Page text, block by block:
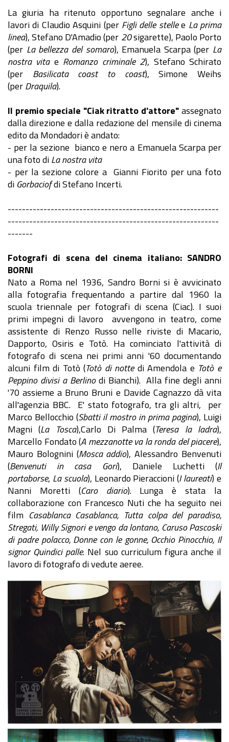
La giuria ha ritenuto opportuno segnalare anche i
lavori di Claudio Asquini (per Figli delle stellee La prima
linea), Stefano D'Amadio (per 20sigarette), Paolo Porto
(per La bellezza del somaro), Emanuela Scarpa (per La
nostra vita e Romanzo criminale 2), Stefano Schirato
(per Basilicata coast to coast), Simone Weihs
(perDraquila).
Il premio speciale "Ciak ritratto d'attore"assegnato
dalla direzione e dalla redazione del mensile di cinema
edito da Mondadori è andato:
- per la sezione bianco e nero a Emanuela Scarpa per
una foto diLa nostra vita
- per la sezione colore a Gianni Fiorito per una foto
di Gorbaciofdi Stefano Incerti.
-----------------------------------------------------------
-----------------------------------------------------------
-------
Fotografi di scena del cinema italiano: SANDRO
BORNI
Nato a Roma nel 1936, Sandro Borni si è avvicinato
alla fotografia frequentando a partire dal 1960 la
scuola triennale per fotografi di scena (Ciac). I suoi
primi impegni di lavoro avvengono in teatro, come
assistente di Renzo Russo nelle riviste di Macario,
Dapporto, Osiris e Totò. Ha cominciato l'attività di
fotografo di scena nei primi anni '60 documentando
alcuni film di Totò (Totò di nottedi Amendola e Totò e
Peppino divisi a Berlinodi Bianchi). Alla fine degli anni
'70 assieme a Bruno Bruni e Davide Cagnazzo dà vita
all'agenzia BBC. E' stato fotografo, tra gli altri, per
Marco Bellocchio (Sbatti il mostro in prima pagina), Luigi
Magni (La Tosca),Carlo Di Palma (Teresa la ladra),
Marcello Fondato (A mezzanotte va la ronda del piacere),
Mauro Bolognini (Mosca addio), Alessandro Benvenuti
(Benvenuti in casa Gori), Daniele Luchetti (Il
portaborse, La scuola), Leonardo Pieraccioni (I laureati) e
Nanni Moretti (Caro diario). Lunga è stata la
collaborazione con Francesco Nuti che ha seguito nei
film Casablanca Casablanca, Tutta colpa del paradiso,
Stregati, Willy Signori e vengo da lontano, Caruso Pascoski
di padre polacco, Donne con le gonne, Occhio Pinocchio, Il
signor Quindici palle. Nel suo curriculum figura anche il
lavoro di fotografo di vedute aeree.